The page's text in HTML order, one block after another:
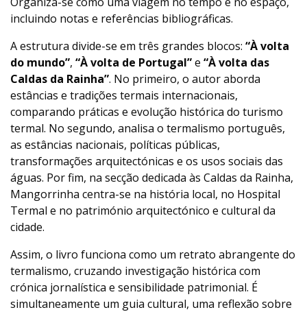
incluindo notas e referências bibliográficas.
A estrutura divide-se em três grandes blocos: “À volta
do mundo”, “À volta de Portugal”e “À volta das
Caldas da Rainha”. No primeiro, o autor aborda
estâncias e tradições termais internacionais,
comparando práticas e evolução histórica do turismo
termal. No segundo, analisa o termalismo português,
as estâncias nacionais, políticas públicas,
transformações arquitectónicas e os usos sociais das
águas. Por fim, na secção dedicada às Caldas da Rainha,
Mangorrinha centra-se na história local, no Hospital
Termal e no património arquitectónico e cultural da
cidade.
Assim, o livro funciona como um retrato abrangente do
termalismo, cruzando investigação histórica com
crónica jornalística e sensibilidade patrimonial. É
simultaneamente um guia cultural, uma reflexão sobre